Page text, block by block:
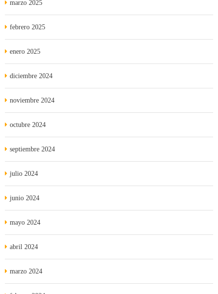
marzo 2025
febrero 2025
enero 2025
diciembre 2024
noviembre 2024
octubre 2024
septiembre 2024
julio 2024
junio 2024
mayo 2024
abril 2024
marzo 2024